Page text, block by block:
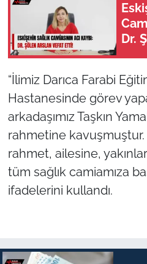
Dr.
“İlimiz Darıca Farabi
Hastanesinde görev
arkadaşımız Taşkın
rahmetine kavuşmuştur.
rahmet, ailesine,
tüm sağlık camiamıza
ifadelerini kullandı.